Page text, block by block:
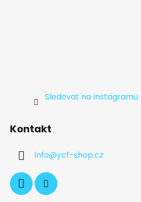
Sledovat na Instagramu
Kontakt
info@ycf-shop.cz